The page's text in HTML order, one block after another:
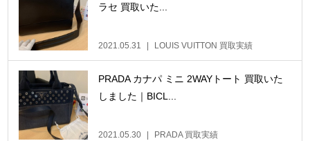
ラセ 買取いた...
2021.05.31 LOUIS VUITTON 買取実績
PRADA カナパ ミニ 2WAYトート 買取いた
しました｜BICL...
2021.05.30 PRADA 買取実績